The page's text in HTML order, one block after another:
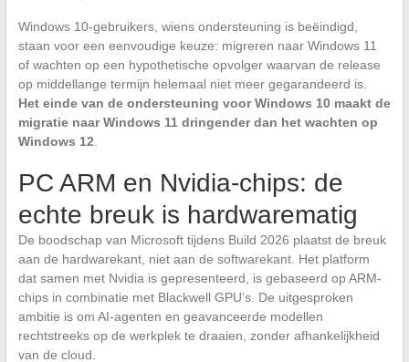
Windows 10-gebruikers, wiens ondersteuning is beëindigd,
staan voor een eenvoudige keuze: migreren naar Windows 11
of wachten op een hypothetische opvolger waarvan de release
op middellange termijn helemaal niet meer gegarandeerd is.
Het einde van de ondersteuning voor Windows 10 maakt de
migratie naar Windows 11 dringender dan het wachten op
Windows 12
PC ARM en Nvidia-chips: de
echte breuk is hardwarematig
De boodschap van Microsoft tijdens Build 2026 plaatst de breuk
aan de hardwarekant, niet aan de softwarekant. Het platform
dat samen met Nvidia is gepresenteerd, is gebaseerd op ARM-
chips in combinatie met Blackwell GPU’s. De uitgesproken
ambitie is om AI-agenten en geavanceerde modellen
rechtstreeks op de werkplek te draaien, zonder afhankelijkheid
van de cloud.